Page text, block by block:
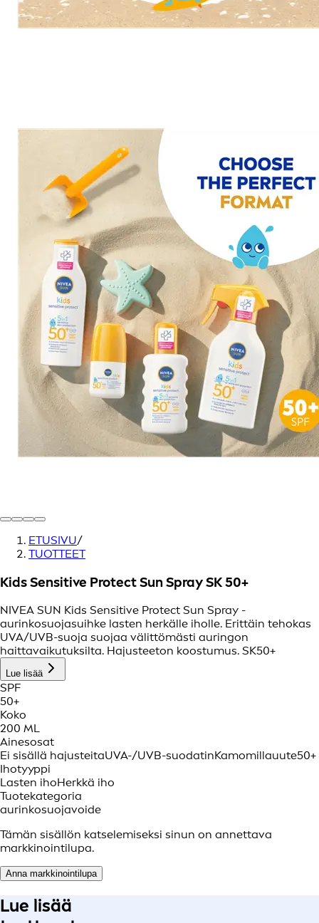
ETUSIVU/
TUOTTEET
Kids Sensitive Protect Sun Spray SK 50+
NIVEA SUN Kids Sensitive Protect Sun Spray -
aurinkosuojasuihke lasten herkälle iholle. Erittäin tehokas
UVA/UVB-suoja suojaa välittömästi auringon
haittavaikutuksilta. Hajusteeton koostumus. SK50+
Lue lisää
SPF
50+
Koko
200 ML
Ainesosat
Ei sisällä hajusteitaUVA-/UVB-suodatinKamomillauute50+
Ihotyyppi
Lasten ihoHerkkä iho
Tuotekategoria
aurinkosuojavoide
Tämän sisällön katselemiseksi sinun on annettava
markkinointilupa.
Anna markkinointilupa
Lue lisää